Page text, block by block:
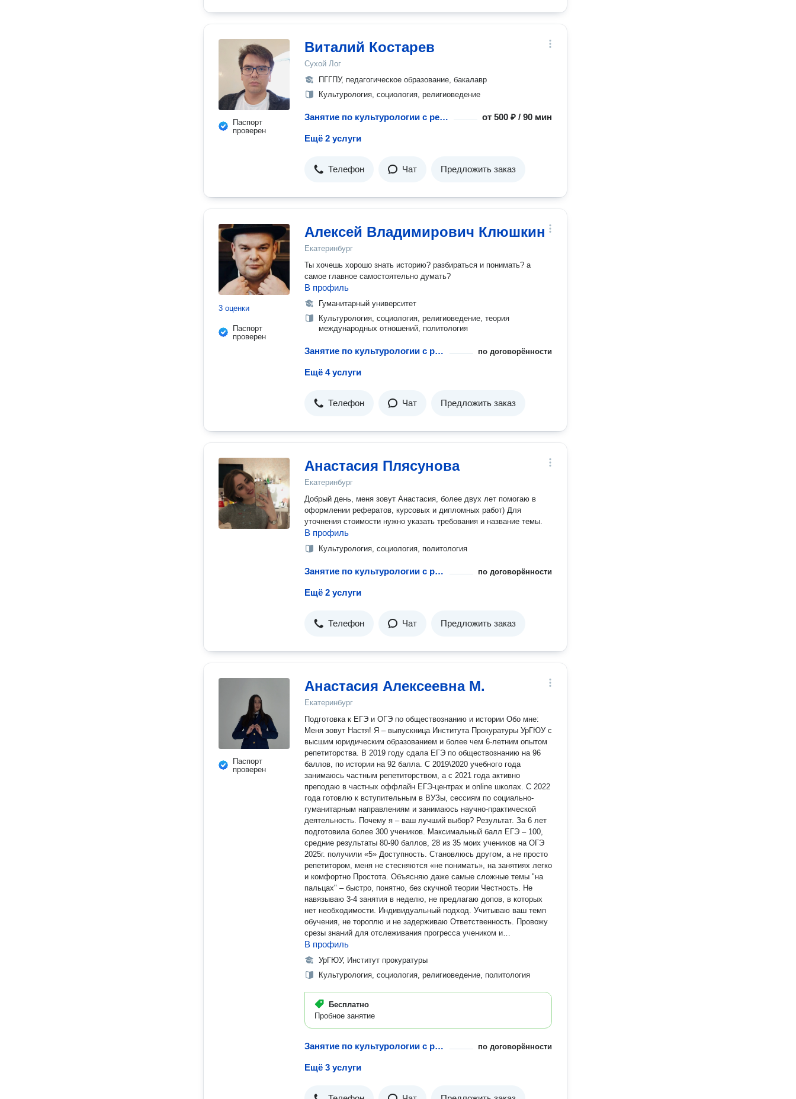
Паспорт
проверен
Виталий Костарев
Сухой Лог
ПГГПУ, педагогическое образование, бакалавр
Культурология, социология, религиоведение
Занятие по культурологии с репетитором от500 ₽ / 90 мин
Ещё 2 услуги
Телефон Чат Предложить заказ
3 оценки
Паспорт
проверен
Алексей Владимирович Клюшкин
Екатеринбург
Ты хочешь хорошо знать историю? разбираться и понимать? а
самое главное самостоятельно думать?
В профиль
Гуманитарный университет
Культурология, социология, религиоведение, теория
международных отношений, политология
Занятие по культурологии с репетитором по договорённости
Ещё 4 услуги
Телефон Чат Предложить заказ
Анастасия Плясунова
Екатеринбург
Добрый день, меня зовут Анастасия, более двух лет помогаю в
оформлении рефератов, курсовых и дипломных работ) Для
уточнения стоимости нужно указать требования и название темы.
В профиль
Культурология, социология, политология
Занятие по культурологии с репетитором по договорённости
Ещё 2 услуги
Телефон Чат Предложить заказ
Паспорт
проверен
Анастасия Алексеевна М.
Екатеринбург
Подготовка к ЕГЭ и ОГЭ по обществознанию и истории Обо мне:
Меня зовут Настя! Я – выпускница Института Прокуратуры УрГЮУ с
высшим юридическим образованием и более чем 6-летним опытом
репетиторства. В 2019 году сдала ЕГЭ по обществознанию на 96
баллов, по истории на 92 балла. С 2019\2020 учебного года
занимаюсь частным репетиторством, а с 2021 года активно
преподаю в частных оффлайн ЕГЭ-центрах и online школах. С 2022
года готовлю к вступительным в ВУЗы, сессиям по социально-
гуманитарным направлениям и занимаюсь научно-практической
деятельность. Почему я – ваш лучший выбор? Результат. За 6 лет
подготовила более 300 учеников. Максимальный балл ЕГЭ – 100,
средние результаты 80-90 баллов, 28 из 35 моих учеников на ОГЭ
2025г. получили «5» Доступность. Становлюсь другом, а не просто
репетитором, меня не стесняются «не понимать», на занятиях легко
и комфортно Простота. Объясняю даже самые сложные темы "на
пальцах" – быстро, понятно, без скучной теории Честность. Не
навязываю 3-4 занятия в неделю, не предлагаю допов, в которых
нет необходимости. Индивидуальный подход. Учитываю ваш темп
обучения, не тороплю и не задерживаю Ответственность. Провожу
срезы знаний для отслеживания прогресса учеником и
демонстрации успехов родителям Ориентация на результат.
Результат каждого - мой личный результат, вложу максимум,
разделю с Вами переживания Дополнительно. Помогу с
профориентацией и расскажу о поступлении в ВУЗы. ‍Для
также ежемесячные отчеты – по запросу
В профиль
УрГЮУ, Институт прокуратуры
Культурология, социология, религиоведение, политология
Бесплатно
Пробное занятие
Занятие по культурологии с репетитором по договорённости
Ещё 3 услуги